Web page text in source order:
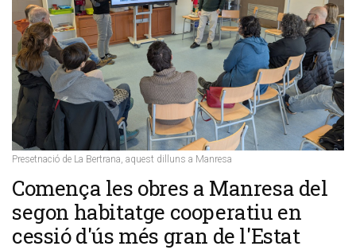
Presetnació de La Bertrana, aquest dilluns a Manresa
Comença les obres a Manresa del
segon habitatge cooperatiu en
cessió d'ús més gran de l'Estat